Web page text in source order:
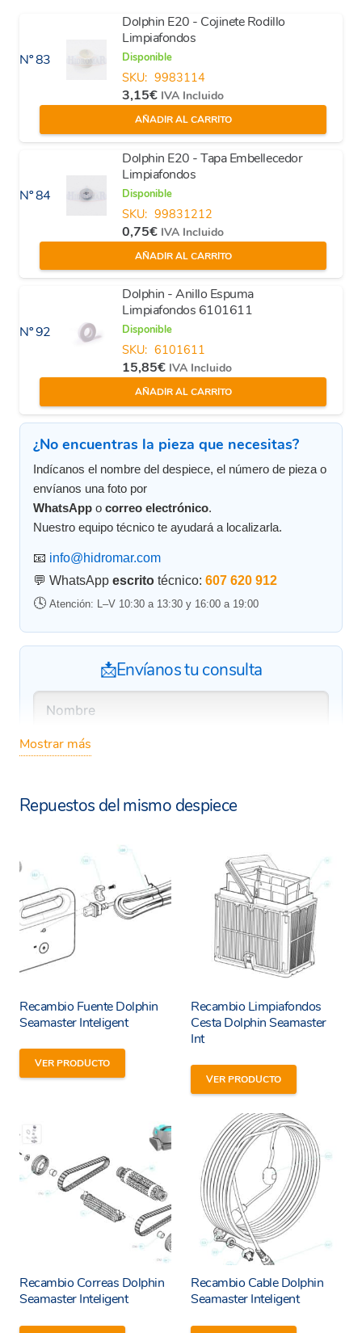
Nº 83
Dolphin E20 - Cojinete Rodillo
Limpiafondos
Disponible
SKU: 9983114
3,15€ IVA Incluido
AÑADIR AL CARRITO
Nº 84
Dolphin E20 - Tapa Embellecedor
Limpiafondos
Disponible
SKU: 99831212
0,75€ IVA Incluido
AÑADIR AL CARRITO
Nº 92
Dolphin - Anillo Espuma
Limpiafondos 6101611
Disponible
SKU: 6101611
15,85€ IVA Incluido
AÑADIR AL CARRITO
¿No encuentras la pieza que necesitas?
Indícanos el nombre del despiece, el número de pieza o
envíanos una foto por
WhatsApp o correo electrónico.
Nuestro equipo técnico te ayudará a localizarla.
📧 info@hidromar.com
💬 WhatsApp escrito técnico: 607 620 912
🕓 Atención: L–V 10:30 a 13:30 y 16:00 a 19:00
📩Envíanos tu consulta
Mostrar más
Repuestos del mismo despiece
Recambio Fuente Dolphin
Seamaster Inteligent
VER PRODUCTO
Recambio Limpiafondos
Cesta Dolphin Seamaster
Int
VER PRODUCTO
Recambio Correas Dolphin
Seamaster Inteligent
Recambio Cable Dolphin
Seamaster Inteligent